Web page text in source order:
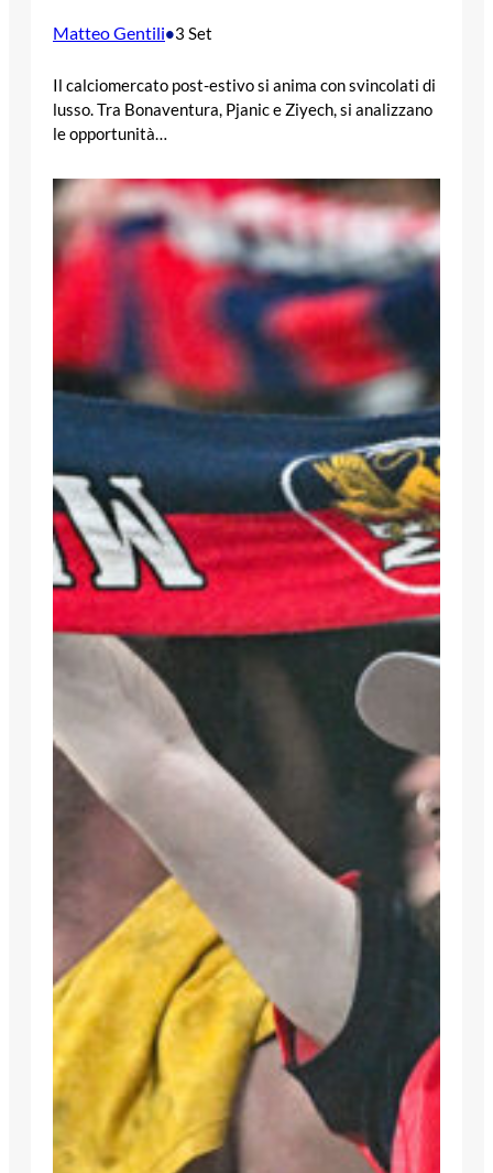
Matteo Gentili•3 Set
Il calciomercato post-estivo si anima con svincolati di
lusso. Tra Bonaventura, Pjanic e Ziyech, si analizzano
le opportunità…